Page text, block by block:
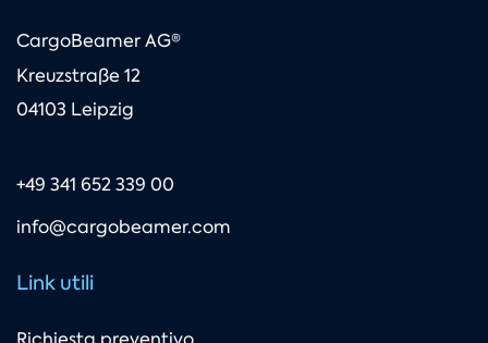
CargoBeamer AG®
Kreuzstraße 12
04103 Leipzig
+49 341 652 339 00
info@cargobeamer.com
Link utili